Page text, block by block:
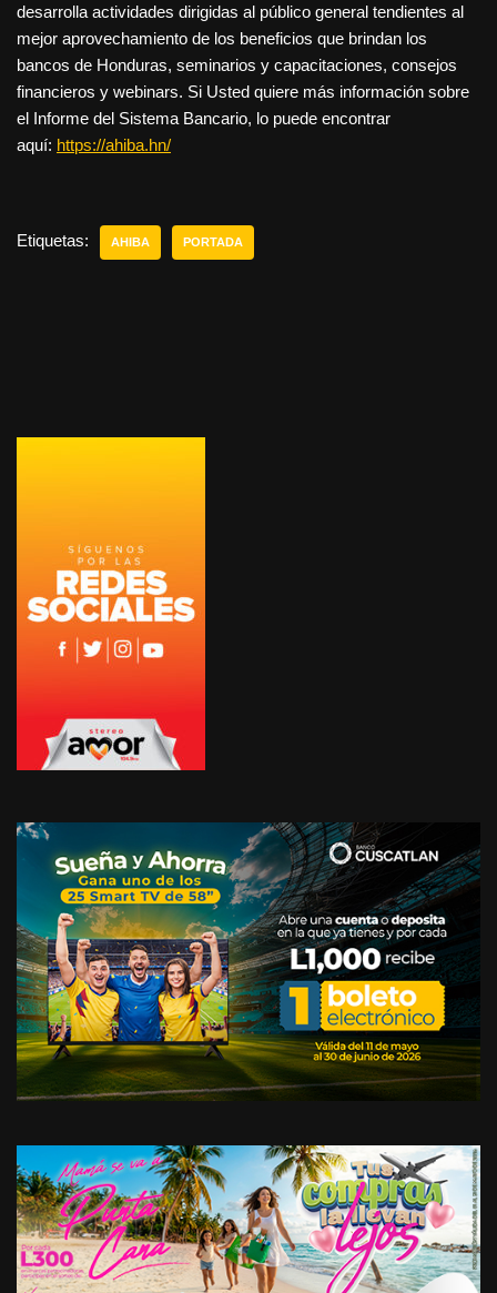
desarrolla actividades dirigidas al público general tendientes al
mejor aprovechamiento de los beneficios que brindan los
bancos de Honduras, seminarios y capacitaciones, consejos
financieros y webinars. Si Usted quiere más información sobre
el Informe del Sistema Bancario, lo puede encontrar
aquí: https://ahiba.hn/
Etiquetas: AHIBA PORTADA